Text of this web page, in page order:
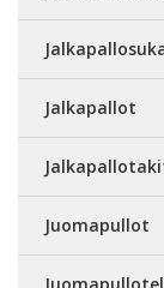
Jalkapallot
Juomapullot